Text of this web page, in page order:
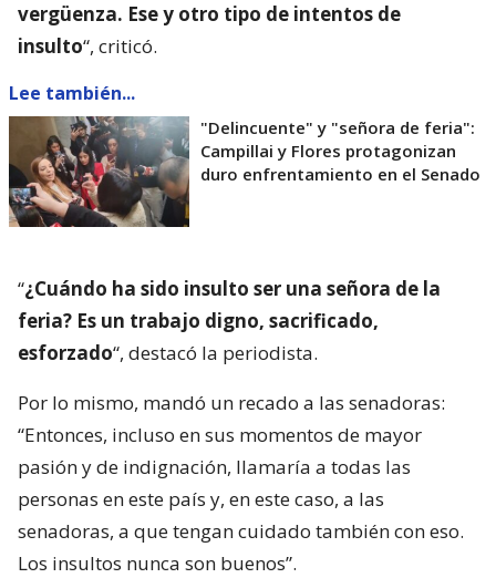
vergüenza. Ese y otro tipo de intentos de
insulto“, criticó.
Lee también...
"Delincuente" y "señora de feria":
Campillai y Flores protagonizan
duro enfrentamiento en el Senado
“¿Cuándo ha sido insulto ser una señora de la
feria? Es un trabajo digno, sacrificado,
esforzado“, destacó la periodista.
Por lo mismo, mandó un recado a las senadoras:
“Entonces, incluso en sus momentos de mayor
pasión y de indignación, llamaría a todas las
personas en este país y, en este caso, a las
senadoras, a que tengan cuidado también con eso.
Los insultos nunca son buenos”.